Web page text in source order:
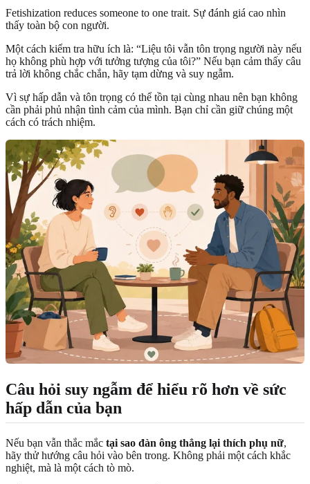
Fetishization reduces someone to one trait. Sự đánh giá cao nhìn
thấy toàn bộ con người.
Một cách kiểm tra hữu ích là: “Liệu tôi vẫn tôn trọng người này nếu
họ không phù hợp với tưởng tượng của tôi?” Nếu bạn cảm thấy câu
trả lời không chắc chắn, hãy tạm dừng và suy ngẫm.
Vì sự hấp dẫn và tôn trọng có thể tồn tại cùng nhau nên bạn không
cần phải phủ nhận tình cảm của mình. Bạn chỉ cần giữ chúng một
cách có trách nhiệm.
Câu hỏi suy ngẫm để hiểu rõ hơn về sức
hấp dẫn của bạn
Nếu bạn vẫn thắc mắc tại sao đàn ông thẳng lại thích phụ nữ,
hãy thử hướng câu hỏi vào bên trong. Không phải một cách khắc
nghiệt, mà là một cách tò mò.